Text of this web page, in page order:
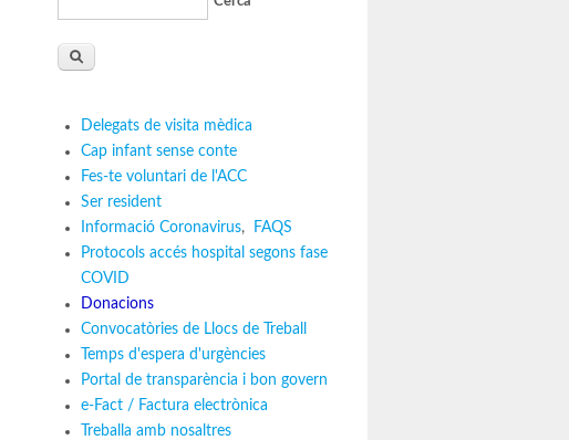
Delegats de visita mèdica
Cap infant sense conte
Fes-te voluntari de l'ACC
Ser resident
Informació Coronavirus,
FAQS
Protocols accés hospital segons fase
COVID
Donacions
Convocatòries de Llocs de Treball
Temps d'espera d'urgències
Portal de transparència i bon govern
e-Fact / Factura electrònica
Treballa amb nosaltres